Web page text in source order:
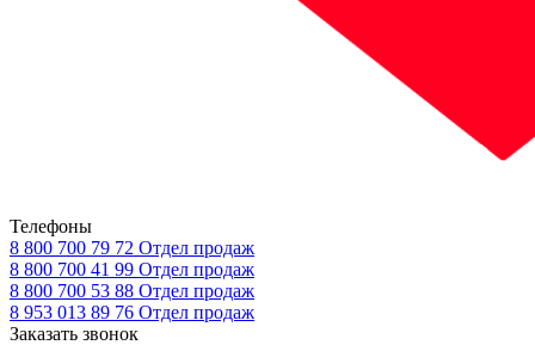
Телефоны
8 800 700 79 72 Отдел продаж
8 800 700 41 99 Отдел продаж
8 800 700 53 88 Отдел продаж
8 953 013 89 76 Отдел продаж
Заказать звонок